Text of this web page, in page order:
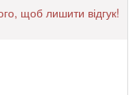
щоб лишити відгук!